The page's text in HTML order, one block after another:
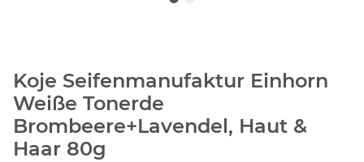
Koje Seifenmanufaktur Einhorn
Weiße Tonerde
Brombeere+Lavendel, Haut &
Haar 80g